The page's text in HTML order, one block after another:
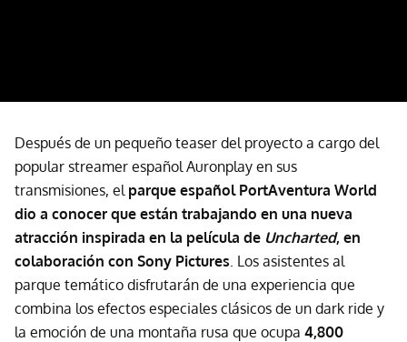
Después de un pequeño teaser del proyecto a cargo del
popular streamer español Auronplay en sus
transmisiones, el parque español PortAventura World
dio a conocer que están trabajando en una nueva
atracción inspirada en la película de Uncharted, en
colaboración con Sony Pictures . Los asistentes al
parque temático disfrutarán de una experiencia que
combina los efectos especiales clásicos de un dark ride y
la emoción de una montaña rusa que ocupa 4,800